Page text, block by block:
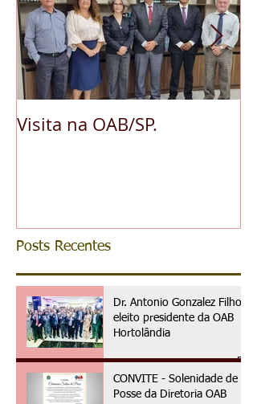
Visita na OAB/SP.
Posts Recentes
Dr. Antonio Gonzalez Filho é
eleito presidente da OAB
Hortolândia
CONVITE - Solenidade de
Posse da Diretoria OAB